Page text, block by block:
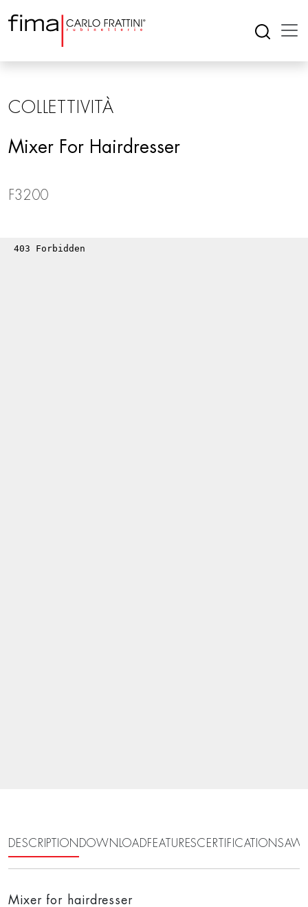
COLLETTIVITÀ
Mixer For Hairdresser
F3200
DESCRIPTION DOWNLOADFEATURESCERTIFICATIONS
Mixer for hairdresser